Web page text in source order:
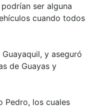
ser alguna
cuando todos
y aseguró
de Guayas y
Pedro, los cuales